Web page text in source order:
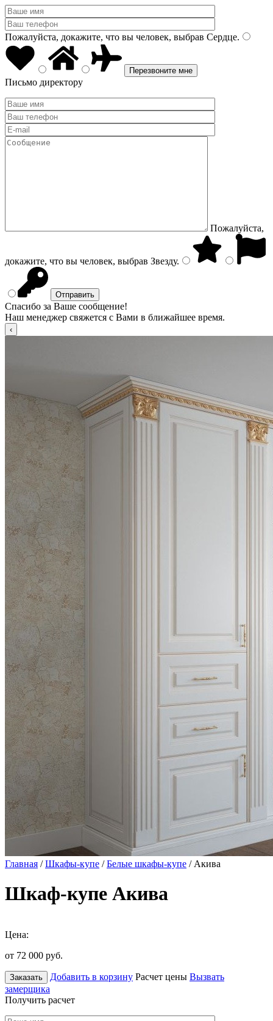
Пожалуйста, докажите, что вы человек, выбрав Сердце.
Письмо директору
Пожалуйста,
докажите, что вы человек, выбрав Звезду.
Спасибо за Ваше сообщение!
Наш менеджер свяжется с Вами в ближайшее время.
Главная /Шкафы-купе /Белые шкафы-купе / Акива
Шкаф-купе Акива
Цена:
от 72 000 руб.
Заказать Добавить в корзину Расчет цены Вызвать
замерщика
Получить расчет